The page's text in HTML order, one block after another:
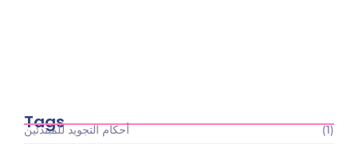
Tags
أحكام التجويد للمبتدئين
(1)